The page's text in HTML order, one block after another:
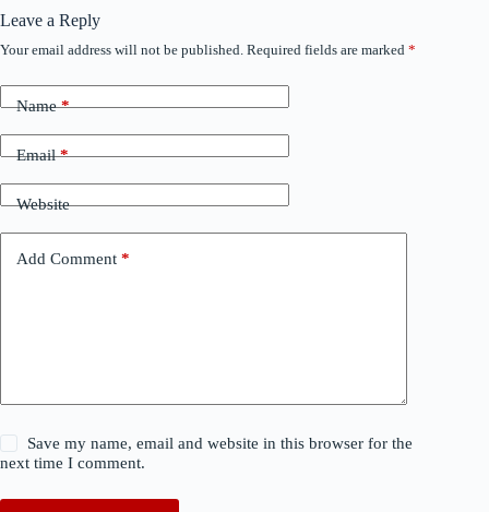
Leave a Reply
Your email address will not be published. Required fields are marked *
Name*
Email*
Website
Add Comment *
Save my name, email and website in this browser for the
next time I comment.